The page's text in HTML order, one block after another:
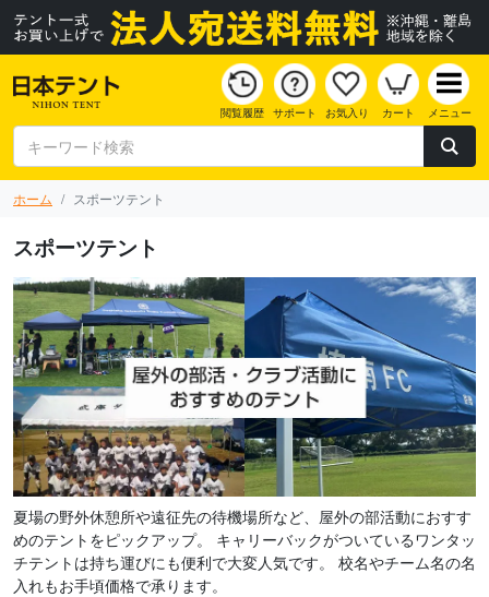
閲覧履歴 サポート お気入り カート メニュー
ホーム スポーツテント
スポーツテント
夏場の野外休憩所や遠征先の待機場所など、屋外の部活動におすす
めのテントをピックアップ。 キャリーバックがついているワンタッ
チテントは持ち運びにも便利で大変人気です。 校名やチーム名の名
入れもお手頃価格で承ります。